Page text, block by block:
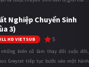
một mạo hiểm gi ...
Nghiệp Chuyển Sinh
3)
HD VIETSUB 5
những biến cố làm thay đổi cuộc đời,
Greyrat tiếp tục bước vào một hành